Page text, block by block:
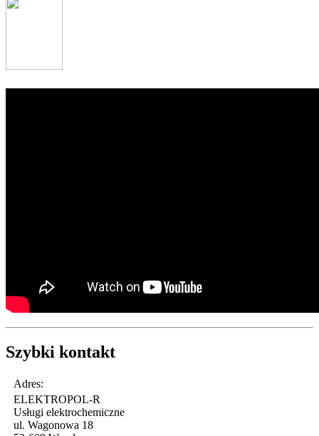
Szybki kontakt
Adres:
ELEKTROPOL-R
Usługi elektrochemiczne
ul. Wagonowa 18